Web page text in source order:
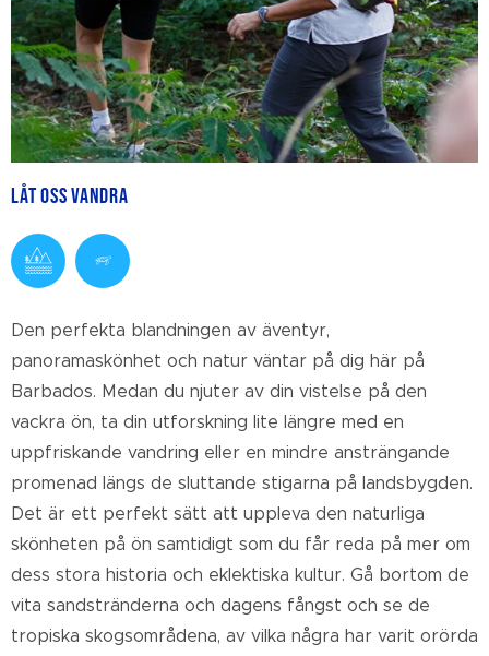
Låt oss vandra
Den perfekta blandningen av äventyr,
panoramaskönhet och natur väntar på dig här på
Barbados. Medan du njuter av din vistelse på den
vackra ön, ta din utforskning lite längre med en
uppfriskande vandring eller en mindre ansträngande
promenad längs de sluttande stigarna på landsbygden.
Det är ett perfekt sätt att uppleva den naturliga
skönheten på ön samtidigt som du får reda på mer om
dess stora historia och eklektiska kultur. Gå bortom de
vita sandstränderna och dagens fångst och se de
tropiska skogsområdena, av vilka några har varit orörda